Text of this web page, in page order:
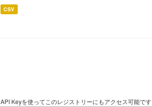
CSV
API Keyを使ってこのレジストリーにもアクセス可能です